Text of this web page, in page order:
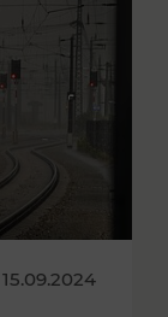
15.09.2024